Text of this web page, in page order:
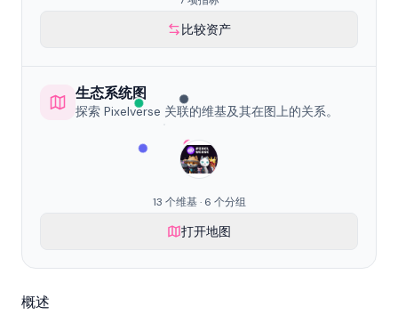
比较资产
生态系统图
探索 Pixelverse 关联的维基及其在图上的关系。
13 个维基 · 6 个分组
打开地图
概述